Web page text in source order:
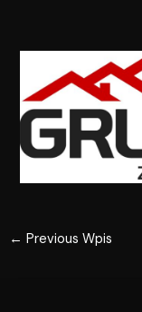
← Previous Wpis